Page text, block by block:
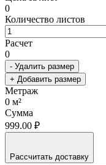
0
Количество листов
Расчет
0
- Удалить размер
+ Добавить размер
Метраж
0 м²
Сумма
999.00 ₽
Рассчитать доставку